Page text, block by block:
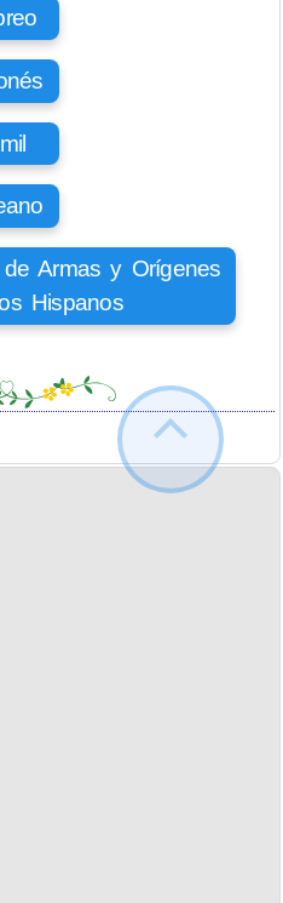
Armas y Orígenes
Hispanos